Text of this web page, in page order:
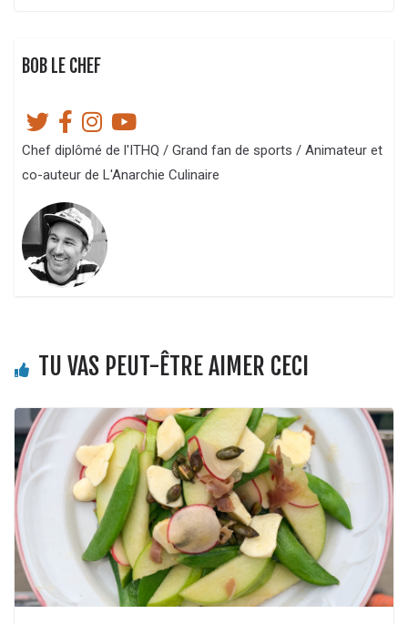
BOB LE CHEF
Chef diplômé de l'ITHQ / Grand fan de sports / Animateur et
co-auteur de L'Anarchie Culinaire
TU VAS PEUT-ÊTRE AIMER CECI